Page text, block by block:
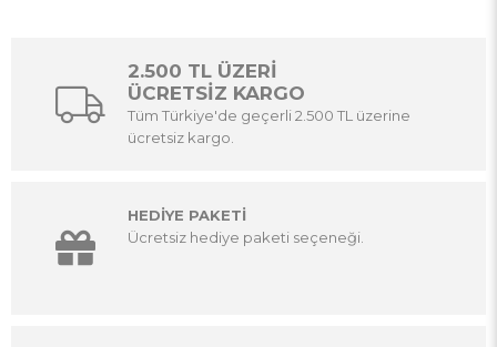
2.500 TL ÜZERİ
ÜCRETSİZ KARGO
Tüm Türkiye'de geçerli 2.500 TL üzerine
ücretsiz kargo.
HEDİYE PAKETİ
Ücretsiz hediye paketi seçeneği.